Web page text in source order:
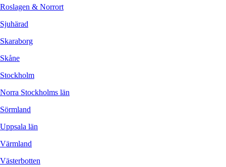
Roslagen & Norrort
Sjuhärad
Skaraborg
Skåne
Stockholm
Norra Stockholms län
Sörmland
Uppsala län
Värmland
Västerbotten